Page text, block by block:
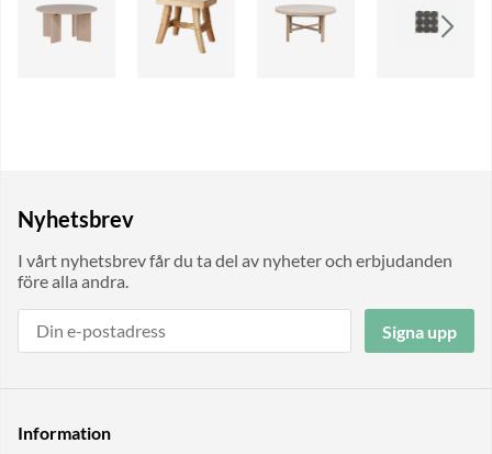
Nyhetsbrev
I vårt nyhetsbrev får du ta del av nyheter och erbjudanden
före alla andra.
Signa upp
Information